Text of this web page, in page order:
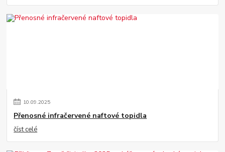
10.09.2025
Přenosné infračervené naftové topidla
číst celé